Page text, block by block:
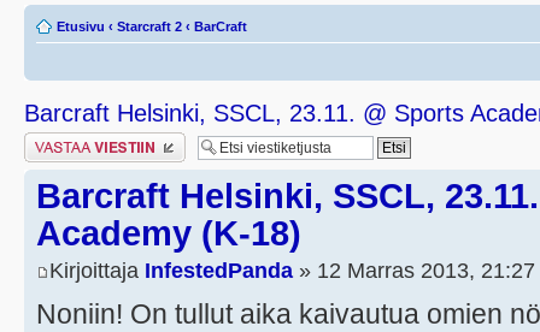
Etusivu ‹ Starcraft 2 ‹ BarCraft
Barcraft Helsinki, SSCL, 23.11. @ Sports
Lähetä vastaus
Barcraft Helsinki, SSCL,
Academy (K-18)
Kirjoittaja InfestedPanda » 12 Marras 2013, 21:27
Noniin! On tullut aika kaivautua omien